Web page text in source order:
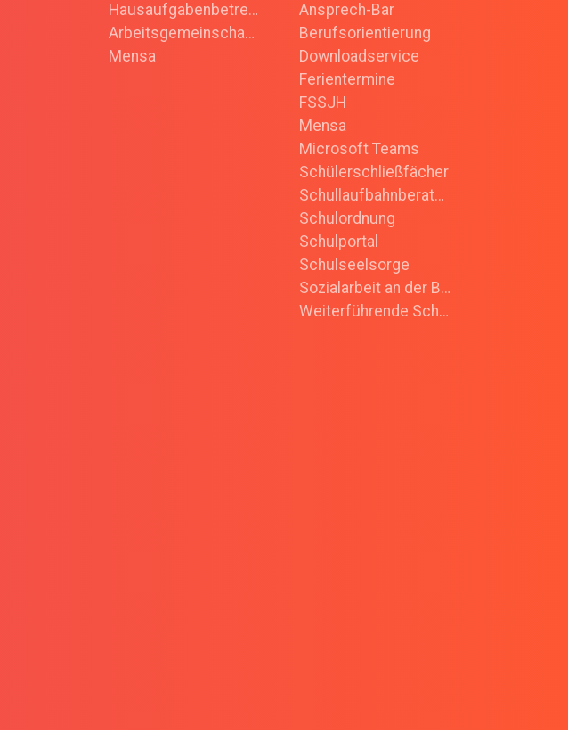
Hausaufgabenbetreuung
Arbeitsgemeinschaften (AGs)
Mensa
Ansprech-Bar
Berufsorientierung
Downloadservice
Ferientermine
FSSJH
Mensa
Microsoft Teams
Schülerschließfächer
Schullaufbahnberatung
Schulordnung
Schulportal
Schulseelsorge
Sozialarbeit an der Bertha
Weiterführende Schulen